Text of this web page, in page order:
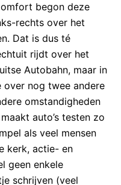
begon deze
rechts over het
Dat is dus té
rijdt over het
Autobahn, maar in
nog twee andere
omstandigheden
auto’s testen zo
als veel mensen
kerk, actie- en
geen enkele
schrijven (veel